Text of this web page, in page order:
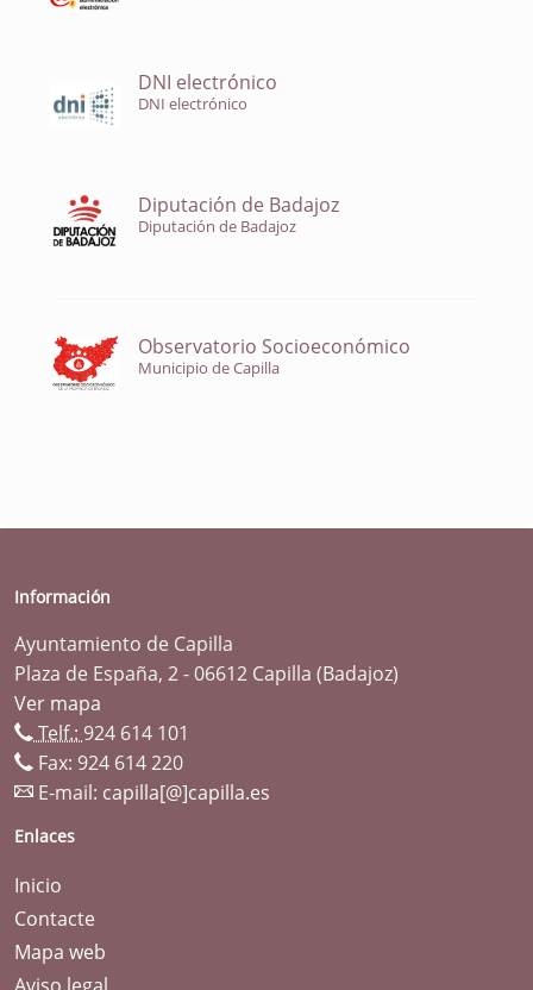
DNI electrónico
DNI electrónico
Diputación de Badajoz
Diputación de Badajoz
Observatorio Socioeconómico
Municipio de Capilla
Información
Ayuntamiento de Capilla
Plaza de España, 2 - 06612 Capilla (Badajoz)
Ver mapa
Telf.: 924 614 101
Fax: 924 614 220
E-mail: capilla[@]capilla.es
Enlaces
Inicio
Contacte
Mapa web